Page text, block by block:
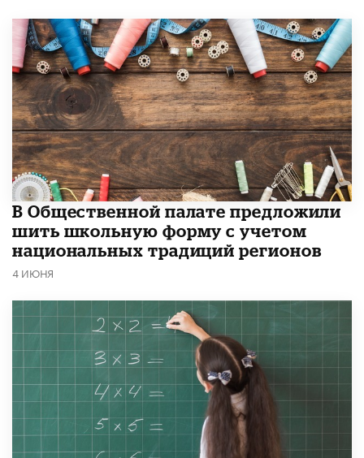
В Общественной палате предложили
шить школьную форму с учетом
национальных традиций регионов
4 ИЮНЯ